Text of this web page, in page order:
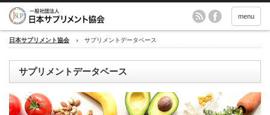
menu
日本サプリメント協会 サプリメントデータベース
サプリメントデータベース